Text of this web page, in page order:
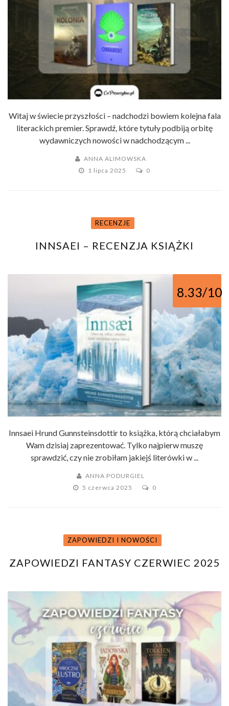
Witaj w świecie przyszłości – nadchodzi bowiem kolejna fala
literackich premier. Sprawdź, które tytuły podbiją orbitę
wydawniczych nowości w nadchodzącym ...
ANNA ALIMOWSKA
1 lipca 2025
0
RECENZJE
INNSAEI – RECENZJA KSIĄŻKI
8.33/10
Innsaei Hrund Gunnsteinsdottir to książka, którą chciałabym
Wam dzisiaj zaprezentować. Tylko najpierw muszę
sprawdzić, czy nie zrobiłam jakiejś literówki w ...
ANNA PODURGIEL
5 czerwca 2025
0
ZAPOWIEDZI I NOWOŚCI
ZAPOWIEDZI FANTASY CZERWIEC 2025